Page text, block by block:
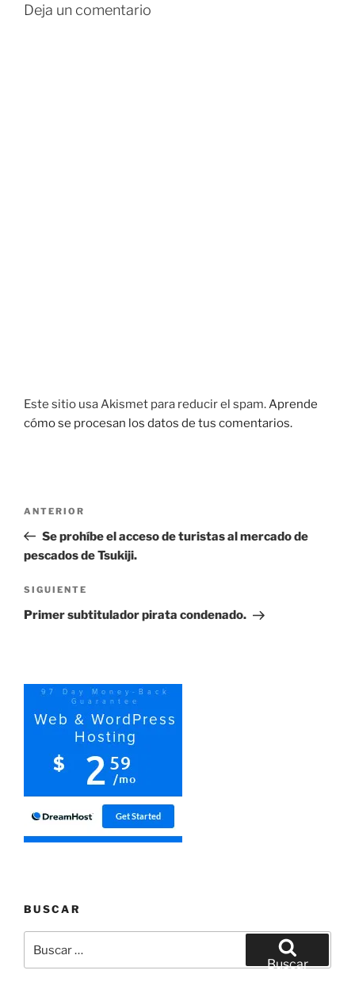
Deja un comentario
Este sitio usa Akismet para reducir el spam.Aprende
cómo se procesan los datos de tus comentarios.
entradas
Entrada
anterior:
ANTERIOR
Se prohíbe el acceso de turistas al mercado de
pescados de Tsukiji.
Siguiente
entrada
SIGUIENTE
Primer subtitulador pirata condenado.
BUSCAR
por:
Buscar